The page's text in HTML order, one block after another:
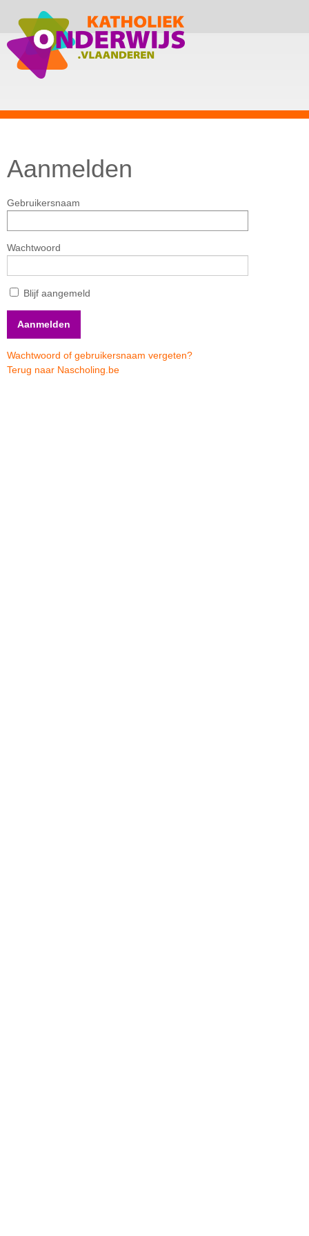
Aanmelden
Gebruikersnaam
Wachtwoord
Blijf aangemeld
Wachtwoord of gebruikersnaam vergeten?
Terug naar Nascholing.be